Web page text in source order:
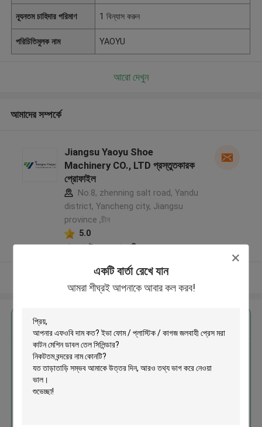
একটি বার্তা রেখে যান
আমরা শীঘ্রই আপনাকে আবার কল করব!
ন্যূনতম চাহিদার পরিমাণ 1 বিন্যাস করুন
পরিচিতিমুলক নাম YAOYU
আরো দেখুন
আমাদের সম্পর্কে
Jiangsu Yaoyu Shoe
Machinery CO., LTD প্রস্তুতকারক
প্রোফাইল
No.8, zhenning salt road, Yandu
district, Yancheng city, Jiangsu
province ,চীন
5.0
যাচাইকৃত সরবরাহকারী
আরো দেখুন
ইভা ফোম / প্লাস্টিক / কাগজ জলবাহী প্রেস
মরা কাটন মেশিন ডাবল তেল সিলিন্ডার